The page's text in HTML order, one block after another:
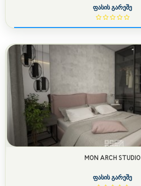
ფასის გარეშე
MON ARCH STUDIO
ფასის გარეშე